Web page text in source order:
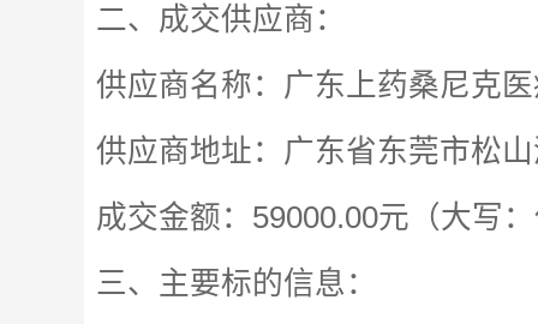
二、成交供应商：
供应商名称：广东上药桑尼克
供应商地址：广东省东莞市松
成交金额：59000.00元（大写
三、主要标的信息：